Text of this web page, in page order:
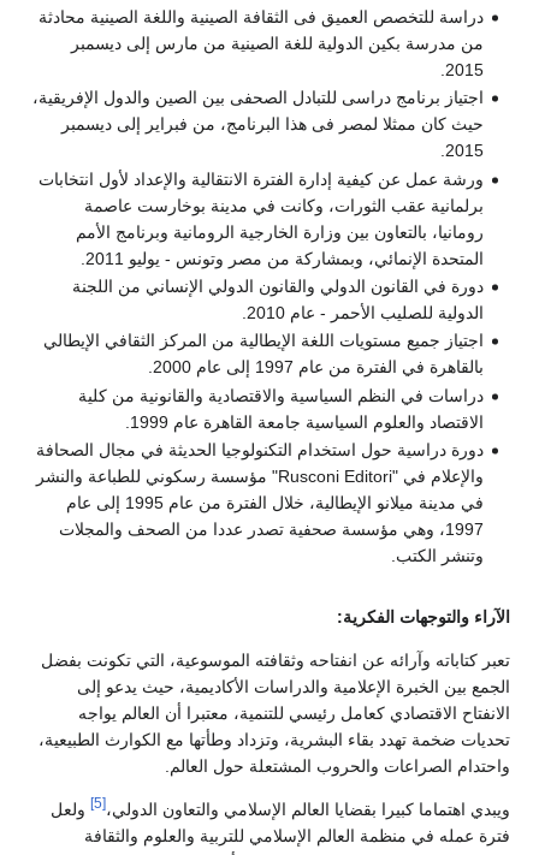
دراسة للتخصص العميق فى الثقافة الصينية واللغة الصينية محادثة
من مدرسة بكين الدولية للغة الصينية من مارس إلى ديسمبر
2015.
اجتياز برنامج دراسى للتبادل الصحفى بين الصين والدول الإفريقية،
حيث كان ممثلا لمصر فى هذا البرنامج، من فبراير إلى ديسمبر
2015.
ورشة عمل عن كيفية إدارة الفترة الانتقالية والإعداد لأول انتخابات
برلمانية عقب الثورات، وكانت في مدينة بوخارست عاصمة
رومانيا، بالتعاون بين وزارة الخارجية الرومانية وبرنامج الأمم
المتحدة الإنمائي، وبمشاركة من مصر وتونس - يوليو 2011.
دورة في القانون الدولي والقانون الدولي الإنساني من اللجنة
الدولية للصليب الأحمر - عام 2010.
اجتياز جميع مستويات اللغة الإيطالية من المركز الثقافي الإيطالي
بالقاهرة في الفترة من عام 1997 إلى عام 2000.
دراسات في النظم السياسية والاقتصادية والقانونية من كلية
الاقتصاد والعلوم السياسية جامعة القاهرة عام 1999.
دورة دراسية حول استخدام التكنولوجيا الحديثة في مجال الصحافة
والإعلام في "Rusconi Editori" مؤسسة رسكوني للطباعة والنشر
في مدينة ميلانو الإيطالية، خلال الفترة من عام 1995 إلى عام
1997، وهي مؤسسة صحفية تصدر عددا من الصحف والمجلات
وتنشر الكتب.
الآراء والتوجهات الفكرية:
تعبر كتاباته وآرائه عن انفتاحه وثقافته الموسوعية، التي تكونت بفضل
الجمع بين الخبرة الإعلامية والدراسات الأكاديمية، حيث يدعو إلى
الانفتاح الاقتصادي كعامل رئيسي للتنمية، معتبرا أن العالم يواجه
تحديات ضخمة تهدد بقاء البشرية، وتزداد وطأتها مع الكوارث الطبيعية،
واحتدام الصراعات والحروب المشتعلة حول العالم.
ويبدي اهتماما كبيرا بقضايا العالم الإسلامي والتعاون الدولي،[5]
ولعل
فترة عمله في منظمة العالم الإسلامي للتربية والعلوم والثقافة